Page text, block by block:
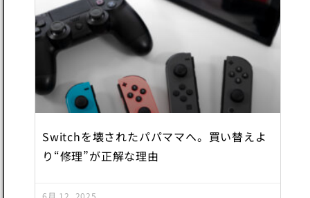
Switchを壊されたパパママへ。買い替えよ
り“修理”が正解な理由